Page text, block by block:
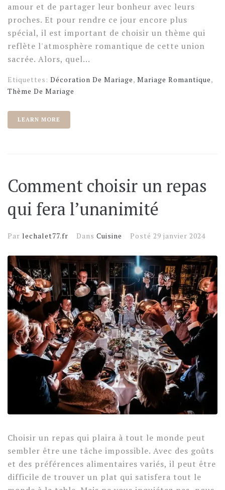
amour et de partager leur bonheur avec leurs
proches. Et pour rendre ce jour encore plus
spécial, il est important de choisir un thème qui
reflète l'atmosphère romantique de cette union
sacrée. Alors, quel...
Etiquettes: Décoration De Mariage, Mariage Romantique,
Thème De Mariage
LEARN MORE
Comment choisir un repas
qui fera l’unanimité
Par lechalet77.fr Dans Cuisine Posté 29 janvier 2024
Choisir un repas qui plaira à tout le monde peut
sembler être une tâche impossible. Avec des goûts
et des préférences alimentaires variés, il peut être
difficile de trouver un plat qui satisfera tout le